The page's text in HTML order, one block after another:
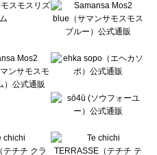
一覧
ター一覧
覧